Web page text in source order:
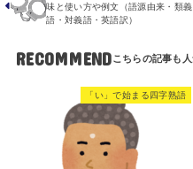
味と使い方や例文（語源由来・類義
語・対義語・英語訳）
RECOMMEND
「い」で始まる四字熟語